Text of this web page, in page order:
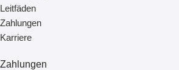
Leitfäden
Zahlungen
Karriere
Zahlungen